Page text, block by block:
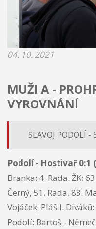
04. 10. 2021
MUŽI A -
VYROVNÁNÍ
SLAVOJ PODOLÍ -
Podolí - Hostivař 0:1
Branka: 4. Rada. ŽK:
Černý, 51. Rada, 83.
Vojáček, Plášil. Diváků:
Podolí: Bartoš -